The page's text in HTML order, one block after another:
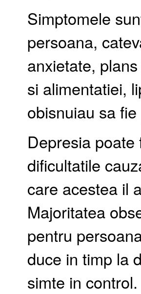
Simptomele
persoana,
anxietate,
si alimentatiei,
obisnuiau sa
Depresia
dificultatile
care acestea il
Majoritatea
pentru
duce in timp la
simte in control.